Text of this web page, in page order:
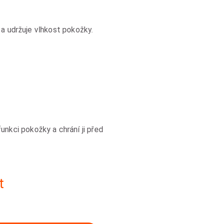
udržuje vlhkost pokožky.
pokožky a chrání ji před